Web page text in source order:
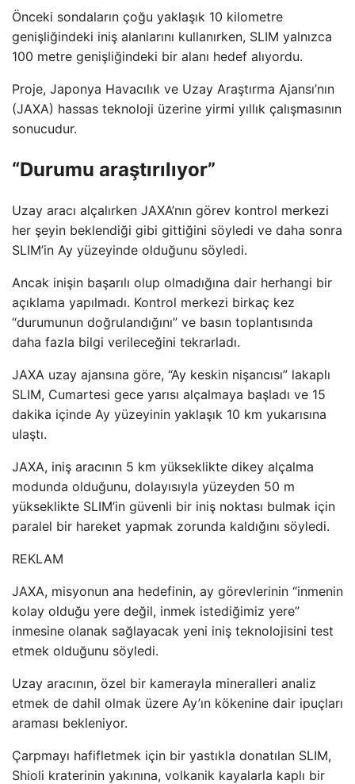
Önceki sondaların çoğu yaklaşık 10 kilometre
genişliğindeki iniş alanlarını kullanırken, SLIM yalnızca
100 metre genişliğindeki bir alanı hedef alıyordu.
Proje, Japonya Havacılık ve Uzay Araştırma Ajansı’nın
(JAXA) hassas teknoloji üzerine yirmi yıllık çalışmasının
sonucudur.
“Durumu araştırılıyor”
Uzay aracı alçalırken JAXA’nın görev kontrol merkezi
her şeyin beklendiği gibi gittiğini söyledi ve daha sonra
SLIM’in Ay yüzeyinde olduğunu söyledi.
Ancak inişin başarılı olup olmadığına dair herhangi bir
açıklama yapılmadı. Kontrol merkezi birkaç kez
“durumunun doğrulandığını” ve basın toplantısında
daha fazla bilgi verileceğini tekrarladı.
JAXA uzay ajansına göre, “Ay keskin nişancısı” lakaplı
SLIM, Cumartesi gece yarısı alçalmaya başladı ve 15
dakika içinde Ay yüzeyinin yaklaşık 10 km yukarısına
ulaştı.
JAXA, iniş aracının 5 km yükseklikte dikey alçalma
modunda olduğunu, dolayısıyla yüzeyden 50 m
yükseklikte SLIM’in güvenli bir iniş noktası bulmak için
paralel bir hareket yapmak zorunda kaldığını söyledi.
REKLAM
JAXA, misyonun ana hedefinin, ay görevlerinin “inmenin
kolay olduğu yere değil, inmek istediğimiz yere”
inmesine olanak sağlayacak yeni iniş teknolojisini test
etmek olduğunu söyledi.
Uzay aracının, özel bir kamerayla mineralleri analiz
etmek de dahil olmak üzere Ay’ın kökenine dair ipuçları
araması bekleniyor.
Çarpmayı hafifletmek için bir yastıkla donatılan SLIM,
Shioli kraterinin yakınına, volkanik kayalarla kaplı bir